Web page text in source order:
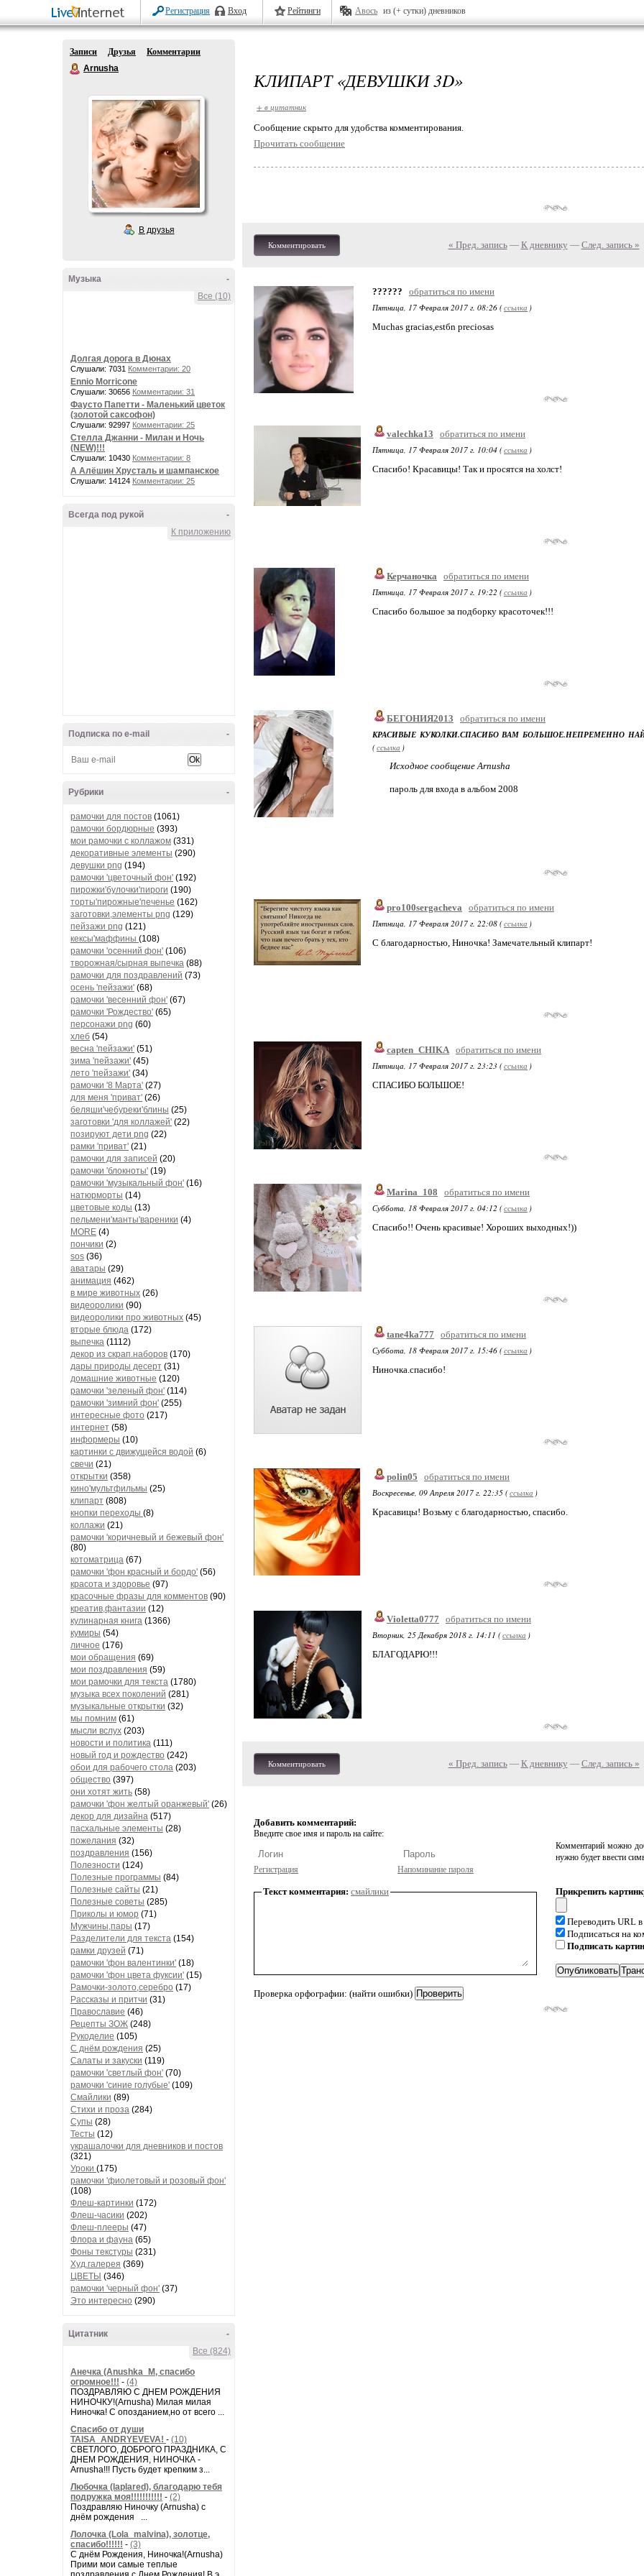
Регистрация Вход Рейтинги Авось из (+ сутки) дневников
Записи Друзья
Комментарии
Arnusha
В друзья
-
Музыка
Все (10)
Долгая дорога в Дюнах
Слушали: 7031 Комментарии: 20
Ennio Morricone
Слушали: 30656 Комментарии: 31
Фаусто Папетти - Маленький цветок
(золотой саксофон)
Слушали: 92997 Комментарии: 25
Стелла Джанни - Милан и Ночь
(NEW)!!!
Слушали: 10430 Комментарии: 8
А Алёшин Хрусталь и шампанское
Слушали: 14124 Комментарии: 25
-
Всегда под рукой
К приложению
-
Подписка по e-mail
-
Рубрики
рамочки для постов (1061)
рамочки бордюрные (393)
мои рамочки с коллажом (331)
декоративные элементы (290)
девушки png (194)
рамочки 'цветочный фон' (192)
пирожки'булочки'пироги (190)
торты'пирожные'печенье (162)
заготовки,элементы png (129)
пейзажи png (121)
кексы'маффины (108)
рамочки 'осенний фон' (106)
творожная/сырная выпечка (88)
рамочки для поздравлений (73)
осень 'пейзажи' (68)
рамочки 'весенний фон' (67)
рамочки 'Рождество' (65)
персонажи png (60)
хлеб (54)
весна 'пейзажи' (51)
зима 'пейзажи' (45)
лето 'пейзажи' (34)
рамочки '8 Марта' (27)
для меня 'приват' (26)
беляши'чебуреки'блины (25)
заготовки 'для коллажей' (22)
позируют дети png (22)
рамки 'приват' (21)
рамочки для записей (20)
рамочки 'блокноты' (19)
рамочки 'музыкальный фон' (16)
натюрморты (14)
цветовые коды (13)
пельмени'манты'вареники (4)
MORE (4)
пончики (2)
sos (36)
аватары (29)
анимация (462)
в мире животных (26)
видеоролики (90)
видеоролики про животных (45)
вторые блюда (172)
выпечка (1112)
декор из скрап.наборов (170)
дары природы десерт (31)
домашние животные (120)
рамочки 'зеленый фон' (114)
рамочки 'зимний фон' (255)
интересные фото (217)
интернет (58)
информеры (10)
картинки с движущейся водой (6)
свечи (21)
открытки (358)
кино'мультфильмы (25)
клипарт (808)
кнопки переходы (8)
коллажи (21)
рамочки 'коричневый и бежевый фон'
(80)
котоматрица (67)
рамочки 'фон красный и бордо' (56)
красота и здоровье (97)
красочные фразы для комментов (90)
креатив,фантазии (12)
кулинарная книга (1366)
кумиры (54)
личное (176)
мои обращения (69)
мои поздравления (59)
мои рамочки для текста (1780)
музыка всех поколений (281)
музыкальные открытки (32)
мы помним (61)
мысли вслух (203)
новости и политика (111)
новый год и рождество (242)
обои для рабочего стола (203)
общество (397)
они хотят жить (58)
рамочки 'фон желтый оранжевый' (26)
декор для дизайна (517)
пасхальные элементы (28)
пожелания (32)
поздравления (156)
Полезности (124)
Полезные программы (84)
Полезные сайты (21)
Полезные советы (285)
Приколы и юмор (71)
Мужчины,пары (17)
Разделители для текста (154)
рамки друзей (71)
рамочки 'фон валентинки' (18)
рамочки 'фон цвета фуксии' (15)
Рамочки-золото,серебро (17)
Рассказы и притчи (31)
Православие (46)
Рецепты ЗОЖ (248)
Рукоделие (105)
С днём рождения (25)
Салаты и закуски (119)
рамочки 'светлый фон' (70)
рамочки 'синие голубые' (109)
Смайлики (89)
Стихи и проза (284)
Супы (28)
Тесты (12)
украшалочки для дневников и постов
(321)
Уроки (175)
рамочки 'фиолетовый и розовый фон'
(108)
Флеш-картинки (172)
Флеш-часики (202)
Флеш-плееры (47)
Флора и фауна (65)
Фоны текстуры (231)
Худ.галерея (369)
ЦВЕТЫ (346)
рамочки 'черный фон' (37)
Это интересно (290)
-
Цитатник
Все (824)
Анечка (Anushka_M, спасибо
огромное!!! - (4)
ПОЗДРАВЛЯЮ С ДНЕМ РОЖДЕНИЯ
НИНОЧКУ!(Arnusha) Милая милая
Ниночка! С опозданием,но от всего ...
Спасибо от души
TAISA_ANDRYEVEVA! - (10)
СВЕТЛОГО, ДОБРОГО ПРАЗДНИКА, С
ДНЕМ РОЖДЕНИЯ, НИНОЧКА -
Arnusha!!! Пусть будет крепким з...
Любочка (laplared), благодарю тебя
подружка моя!!!!!!!!!!! - (2)
Поздравляю Ниночку (Arnusha) с
днём рождения ...
Лолочка (Lola_malvina), золотце,
спасибо!!!!!! - (3)
С днём Рождения, Ниночка!(Аrnusha)
Прими мои самые теплые
КЛИПАРТ «ДЕВУШКИ 3D»
+ в цитатник
Cообщение скрыто для удобства комментирования.
Прочитать сообщение
Комментировать « Пред. запись— К дневнику — След. запись »
??????
обратиться по имени
Пятница, 17 Февраля 2017 г. 08:26 (ссылка )
Muchas gracias,estбn preciosas
valechka13
обратиться по имени
Пятница, 17 Февраля 2017 г. 10:04 (ссылка )
Спасибо! Красавицы! Так и просятся на холст!
Керчаночка
обратиться по имени
Пятница, 17 Февраля 2017 г. 19:22 (ссылка )
Спасибо большое за подборку красоточек!!!
БЕГОНИЯ2013 обратиться по имени
КРАСИВЫЕ КУКОЛКИ.СПАСИБО ВАМ БОЛЬШОЕ.НЕПРЕМЕННО
(ссылка )
Исходное сообщение Arnusha
пароль для входа в альбом 2008
pro100sergacheva
обратиться по имени
Пятница, 17 Февраля 2017 г. 22:08 (ссылка )
С благодарностью, Ниночка! Замечательный клипарт!
capten_CHIKA обратиться по имени
Пятница, 17 Февраля 2017 г. 23:23 (ссылка )
СПАСИБО БОЛЬШОЕ!
Marina_108
обратиться по имени
Суббота, 18 Февраля 2017 г. 04:12 (ссылка )
Спасибо!! Очень красивые! Хороших выходных!))
tane4ka777
обратиться по имени
Суббота, 18 Февраля 2017 г. 15:46 (ссылка )
Ниночка.спасибо!
polin05
обратиться по имени
Воскресенье, 09 Апреля 2017 г. 22:35 (ссылка )
Красавицы! Возьму с благодарностью, спасибо.
Violetta0777
обратиться по имени
Вторник, 25 Декабря 2018 г. 14:11 (ссылка )
БЛАГОДАРЮ!!!
Комментировать « Пред. запись— К дневнику — След. запись »
Добавить комментарий:
Введите свое имя и пароль на сайте:
Регистрация Напоминание пароля
Комментарий можно
нужно будет ввести
Текст комментария: смайлики
Проверка орфографии: (найти ошибки)
Прикрепить
Переводить URL
Подписаться на
Подписать